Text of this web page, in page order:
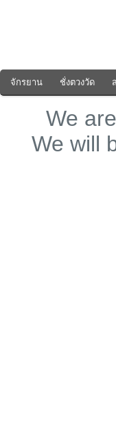
จักรยาน ชั่งตวงวัด
We
We will